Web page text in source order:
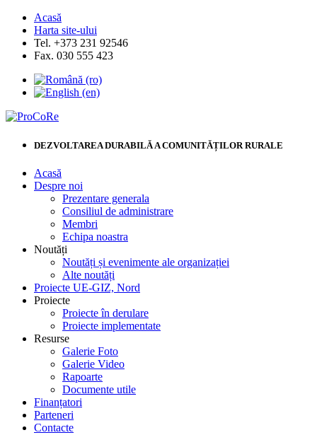
Acasă
Harta site-ului
Tel. +373 231 92546
Fax. 030 555 423
DEZVOLTAREA DURABILĂ A COMUNITĂȚILOR RURALE
Acasă
Despre noi
Prezentare generala
Consiliul de administrare
Membri
Echipa noastra
Noutăți
Noutăți și evenimente ale organizației
Alte noutăți
Proiecte UE-GIZ, Nord
Proiecte
Proiecte în derulare
Proiecte implementate
Resurse
Galerie Foto
Galerie Video
Rapoarte
Documente utile
Finanțatori
Parteneri
Contacte